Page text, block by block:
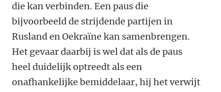
die kan verbinden. Een paus die
bijvoorbeeld de strijdende partijen in
Rusland en Oekraïne kan samenbrengen.
Het gevaar daarbij is wel dat als de paus
heel duidelijk optreedt als een
onafhankelijke bemiddelaar, hij het verwijt